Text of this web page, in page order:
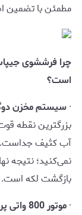
مطمئن با تضمین
است؟
·سیستم مخزن
بزرگترین نقطه
آب کثیف جداست.
نمی‌کنید؛ نتیجه
بازگشت لکه است.
·موتور 800 واتی پرتوان با مکش فوق‌قوی